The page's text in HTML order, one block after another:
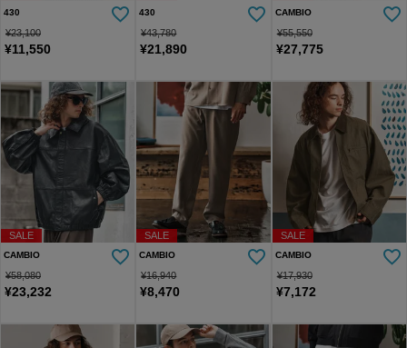
430
¥23,100
¥11,550
430
¥43,780
¥21,890
CAMBIO
¥55,550
¥27,775
SALE
CAMBIO
¥58,080
¥23,232
SALE
CAMBIO
¥16,940
¥8,470
SALE
CAMBIO
¥17,930
¥7,172